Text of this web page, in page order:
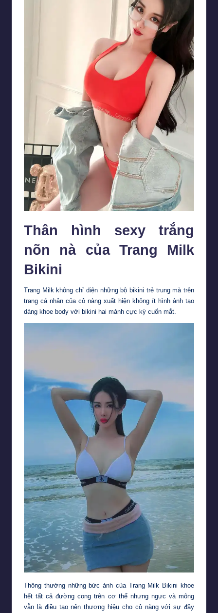
Thân hình sexy trắng
nõn nà của Trang Milk
Bikini
Trang Milk không chỉ diện những bộ bikini trẻ trung mà trên
trang cá nhân của cô nàng xuất hiện không ít hình ảnh tạo
dáng khoe body với bikini hai mảnh cực kỳ cuốn mắt.
Thông thường những bức ảnh của Trang Milk Bikini khoe
hết tất cả đường cong trên cơ thể nhưng ngực và mông
vẫn là điều tạo nên thương hiệu cho cô nàng với sự đầy